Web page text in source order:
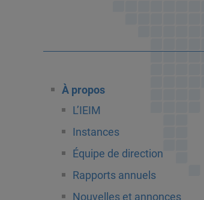
À propos
L’IEIM
Instances
Équipe de direction
Rapports annuels
Nouvelles et annonces